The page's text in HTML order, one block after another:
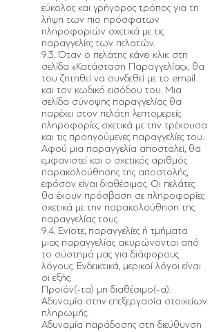
εύκολος και γρήγορος τρόπος για τη
λήψη των πιο πρόσφατων
πληροφοριών σχετικά με τις
παραγγελίες των πελατών.
9.3. Όταν ο πελάτης κάνει κλικ στη
σελίδα «Κατάσταση Παραγγελίας», θα
του ζητηθεί να συνδεθεί με το email
και τον κωδικό εισόδου του. Μια
σελίδα σύνοψης παραγγελίας θα
παρέχει στον πελάτη λεπτομερείς
πληροφορίες σχετικά με την τρέχουσα
και τις προηγούμενες παραγγελίες του.
Αφού μια παραγγελία αποσταλεί, θα
εμφανιστεί και ο σχετικός αριθμός
παρακολούθησης της αποστολής,
εφόσον είναι διαθέσιμος. Οι πελάτες
θα έχουν πρόσβαση σε πληροφορίες
σχετικά με την παρακολούθηση της
παραγγελίας τους.
9.4. Ενίοτε, παραγγελίες ή τμήματα
μιας παραγγελίας ακυρώνονται από
το σύστημά μας για διάφορους
λόγους. Ενδεικτικά, μερικοί λόγοι είναι
οι εξής:
Προϊόν(-τα) μη διαθέσιμο(-α).
Αδυναμία στην επεξεργασία στοιχείων
πληρωμής.
Αδυναμία παράδοσης στη διεύθυνση